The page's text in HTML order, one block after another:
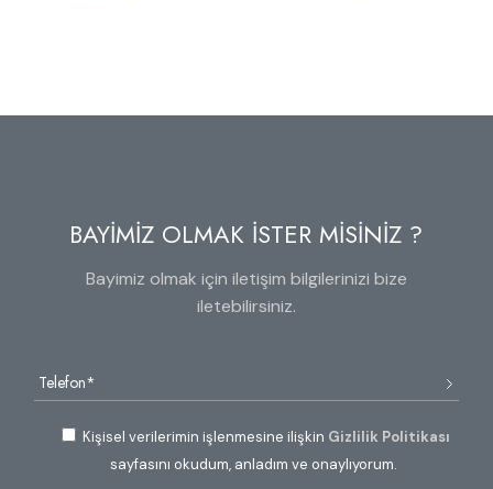
BAYİMİZ OLMAK İSTER MİSİNİZ ?
Bayimiz olmak için iletişim bilgilerinizi bize
iletebilirsiniz.
Kişisel verilerimin işlenmesine ilişkin Gizlilik Politikası
sayfasını okudum, anladım ve onaylıyorum.